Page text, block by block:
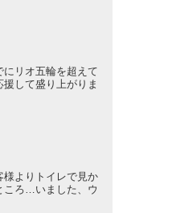
リオ五輪を超えて
して盛り上がりま
様よりトイレで見か
ころ…いました、ウ